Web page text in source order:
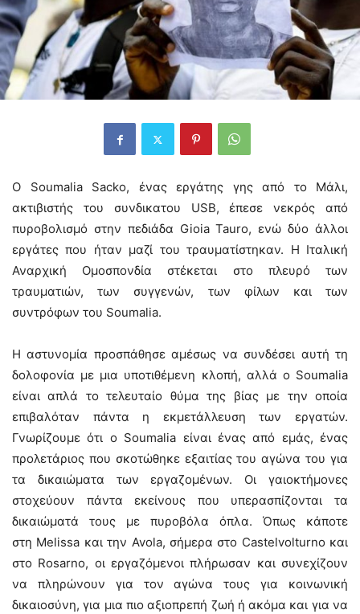
Ο Soumalia Sacko, ένας εργάτης γης από το Μάλι,
ακτιβιστής του συνδικατου USB, έπεσε νεκρός από
πυροβολισμό στην πεδιάδα Gioia Tauro, ενώ δύο άλλοι
εργάτες που ήταν μαζί του τραυματίστηκαν. Η Ιταλική
Αναρχική Ομοσπονδία στέκεται στο πλευρό των
τραυματιών, των συγγενών, των φίλων και των
συντρόφων του Soumalia.
Η αστυνομία προσπάθησε αμέσως να συνδέσει αυτή τη
δολοφονία με μια υποτιθέμενη κλοπή, αλλά ο Soumalia
είναι απλά το τελευταίο θύμα της βίας με την οποία
επιβαλόταν πάντα η εκμετάλλευση των εργατών.
Γνωρίζουμε ότι ο Soumalia είναι ένας από εμάς, ένας
προλετάριος που σκοτώθηκε εξαιτίας του αγώνα του για
τα δικαιώματα των εργαζομένων. Οι γαιοκτήμονες
στοχεύουν πάντα εκείνους που υπερασπίζονται τα
δικαιώματά τους με πυροβόλα όπλα. Όπως κάποτε
στη Melissa και την Avola, σήμερα στο Castelvolturno και
στο Rosarno, οι εργαζόμενοι πλήρωσαν και συνεχίζουν
να πληρώνουν για τον αγώνα τους για κοινωνική
δικαιοσύνη, για μια πιο αξιοπρεπή ζωή ή ακόμα και για να